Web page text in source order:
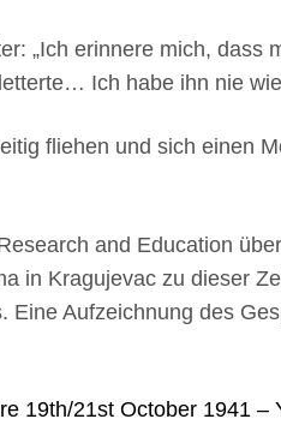
„Ich erinnere mich, dass
Ich habe ihn nie
fliehen und sich einen
and Education
in Kragujevac zu dieser
Aufzeichnung des
19th/21st October 1941 –